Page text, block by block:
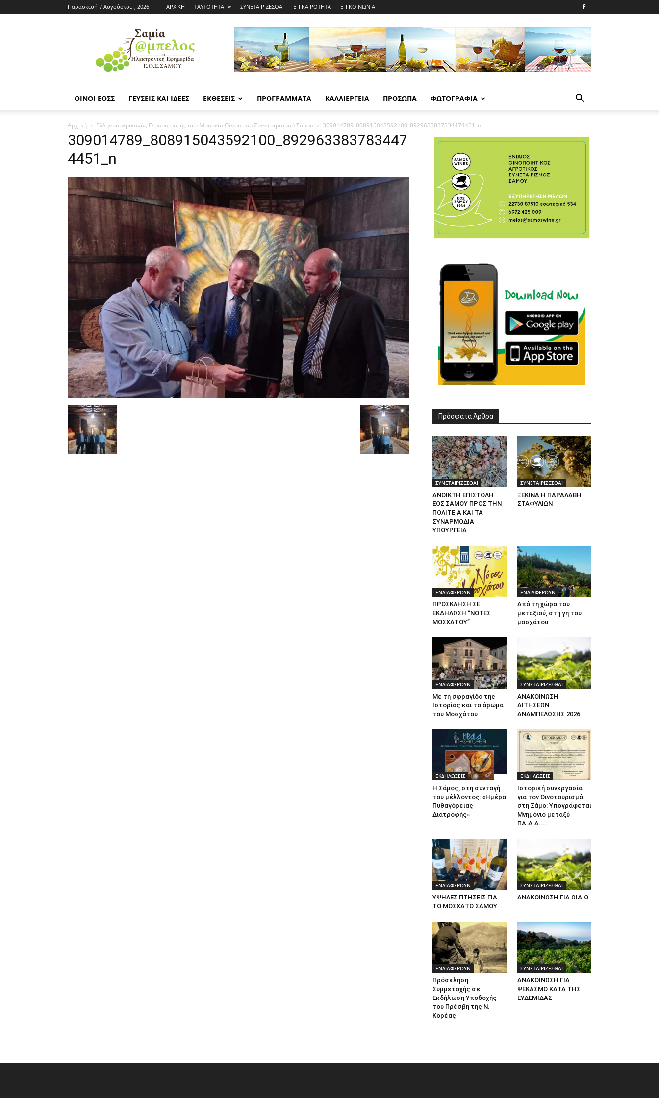
Παρασκευή 7 Αυγούστου , 2026 ΑΡΧΙΚΗ ΤΑΥΤΟΤΗΤΑ ΣΥΝΕΤΑΙΡΙΖΕΣΘΑΙ ΕΠΙΚΑΙΡΟΤΗΤΑ ΕΠΙΚΟΙΝΩΝΙΑ
Εφημερίδα
ΕΟΣΣ
|
Σαμία
ΟΙΝΟΙ ΕΟΣΣ ΓΕΥΣΕΙΣ ΚΑΙ ΙΔΕΕΣ ΕΚΘΕΣΕΙΣ ΠΡΟΓΡΑΜΜΑΤΑ ΚΑΛΛΙΕΡΓΕΙΑ ΠΡΟΣΩΠΑ ΦΩΤΟΓΡΑΦΙΑ
Αρχική Ελληνοαμερικανός Γερουσιαστής στο Μουσείο Οίνου του Συνεταιρισμού Σάμου 309014789_808915043592100_8929633837834474451_n
309014789_808915043592100_892963383783447
4451_n
Πρόσφατα Άρθρα
ΣΥΝΕΤΑΙΡΙΖΕΣΘΑΙ
ΑΝΟΙΚΤΗ ΕΠΙΣΤΟΛΗ
ΕΟΣ ΣΑΜΟΥ ΠΡΟΣ ΤΗΝ
ΠΟΛΙΤΕΙΑ ΚΑΙ ΤΑ
ΣΥΝΑΡΜΟΔΙΑ
ΥΠΟΥΡΓΕΙΑ
ΣΥΝΕΤΑΙΡΙΖΕΣΘΑΙ
ΞΕΚΙΝΑ Η ΠΑΡΑΛΑΒΗ
ΣΤΑΦΥΛΙΩΝ
ΕΝΔΙΑΦΕΡΟΥΝ
ΠΡΟΣΚΛΗΣΗ ΣΕ
ΕΚΔΗΛΩΣΗ “ΝΟΤΕΣ
ΜΟΣΧΑΤΟΥ”
ΕΝΔΙΑΦΕΡΟΥΝ
Από τη χώρα του
μεταξιού, στη γη του
μοσχάτου
ΕΝΔΙΑΦΕΡΟΥΝ
Με τη σφραγίδα της
Ιστορίας και το άρωμα
του Μοσχάτου
ΣΥΝΕΤΑΙΡΙΖΕΣΘΑΙ
ΑΝΑΚΟΙΝΩΣΗ
ΑΙΤΗΣΕΩΝ
ΑΝΑΜΠΕΛΩΣΗΣ 2026
ΕΚΔΗΛΩΣΕΙΣ
Η Σάμος, στη συνταγή
του μέλλοντος: «Ημέρα
Πυθαγόρειας
Διατροφής»
ΕΚΔΗΛΩΣΕΙΣ
Ιστορική συνεργασία
για τον Οινοτουρισμό
στη Σάμο: Υπογράφεται
Μνημόνιο μεταξύ
ΠΑ.Δ.Α....
ΕΝΔΙΑΦΕΡΟΥΝ
ΥΨΗΛΕΣ ΠΤΗΣΕΙΣ ΓΙΑ
ΤΟ ΜΟΣΧΑΤΟ ΣΑΜΟΥ
ΣΥΝΕΤΑΙΡΙΖΕΣΘΑΙ
ΑΝΑΚΟΙΝΩΣΗ ΓΙΑ ΩΙΔΙΟ
ΕΝΔΙΑΦΕΡΟΥΝ
Πρόσκληση
Συμμετοχής σε
Εκδήλωση Υποδοχής
του Πρέσβη της Ν.
Κορέας
ΣΥΝΕΤΑΙΡΙΖΕΣΘΑΙ
ΑΝΑΚΟΙΝΩΣΗ ΓΙΑ
ΨΕΚΑΣΜΟ ΚΑΤΑ ΤΗΣ
ΕΥΔΕΜΙΔΑΣ